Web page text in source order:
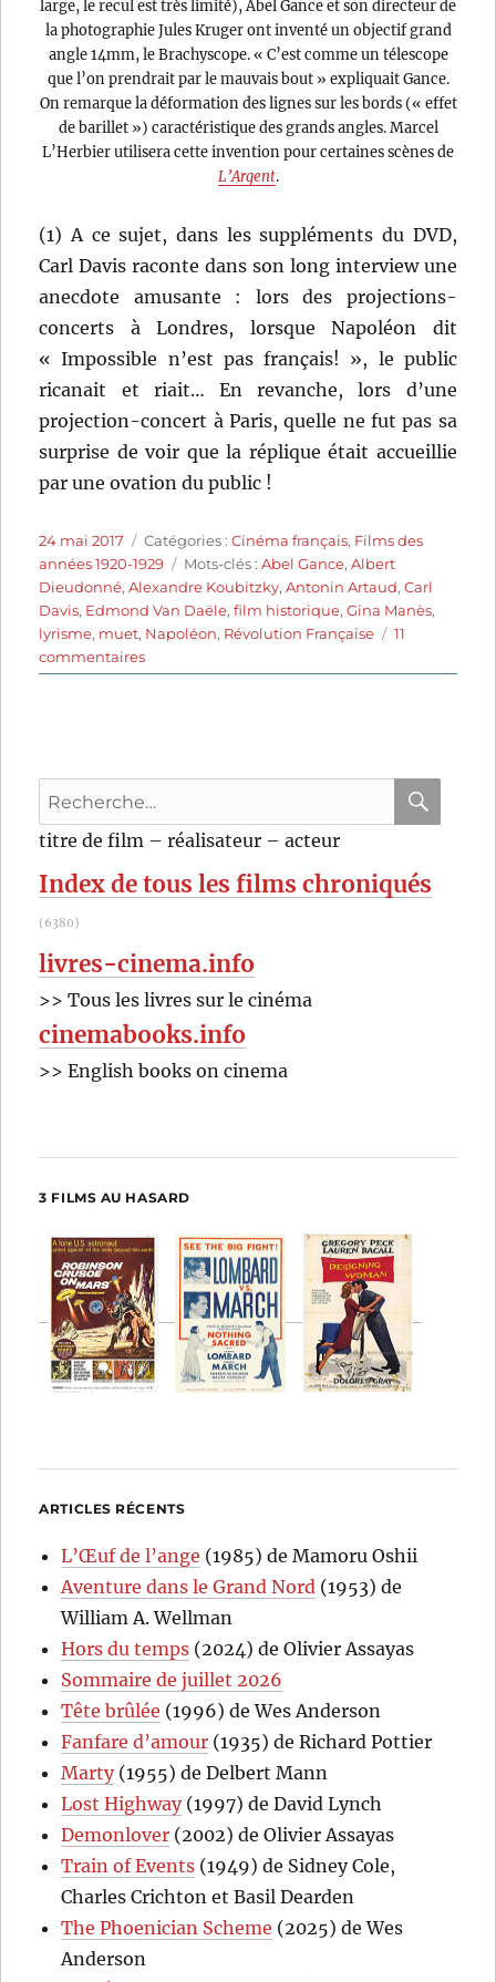
large, le recul est très limité), Abel Gance et son directeur de
la photographie Jules Kruger ont inventé un objectif grand
angle 14mm, le Brachyscope. « C’est comme un télescope
que l’on prendrait par le mauvais bout » expliquait Gance.
On remarque la déformation des lignes sur les bords (« effet
de barillet ») caractéristique des grands angles. Marcel
L’Herbier utilisera cette invention pour certaines scènes de
L’Argent.
(1) A ce sujet, dans les suppléments du DVD,
Carl Davis raconte dans son long interview une
anecdote amusante : lors des projections-
concerts à Londres, lorsque Napoléon dit
« Impossible n’est pas français! », le public
ricanait et riait… En revanche, lors d’une
projection-concert à Paris, quelle ne fut pas sa
surprise de voir que la réplique était accueillie
par une ovation du public !
Publié
le
24 mai 2017 Catégories
Catégories :Cinéma français, Films des
années 1920-1929
Étiquettes
Mots-clés :Abel Gance,Albert
Dieudonné,Alexandre Koubitzky,Antonin Artaud,Carl
Davis, Edmond Van Daële,film historique,Gina Manès,
lyrisme, muet, Napoléon, Révolution Française
11
commentairessur
Napoléon
Recherche
pour
:
titre de film – réalisateur – acteur
Index de tous les films chroniqués
(6380)
livres-cinema.info
>> Tous les livres sur le cinéma
cinemabooks.info
>> English books on cinema
3 FILMS AU HASARD
ARTICLES RÉCENTS
L’Œuf de l’ange (1985) de Mamoru Oshii
Aventure dans le Grand Nord (1953) de
William A. Wellman
Hors du temps (2024) de Olivier Assayas
Sommaire de juillet 2026
Tête brûlée (1996) de Wes Anderson
Fanfare d’amour (1935) de Richard Pottier
Marty(1955) de Delbert Mann
Lost Highway(1997) de David Lynch
Demonlover (2002) de Olivier Assayas
Train of Events (1949) de Sidney Cole,
Charles Crichton et Basil Dearden
The Phoenician Scheme (2025) de Wes
Anderson